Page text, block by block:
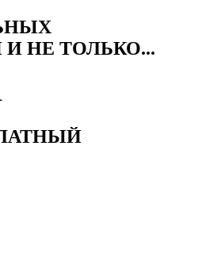
НЕ ТОЛЬКО...